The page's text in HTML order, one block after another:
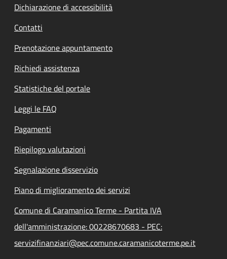
Dichiarazione di accessibilità
Contatti
Prenotazione appuntamento
Richiedi assistenza
Statistiche del portale
Leggi le FAQ
Pagamenti
Riepilogo valutazioni
Segnalazione disservizio
Piano di miglioramento dei servizi
Comune di Caramanico Terme - Partita IVA
dell'amministrazione: 00228670683 - PEC:
servizifinanziari@pec.comune.caramanicoterme.pe.it